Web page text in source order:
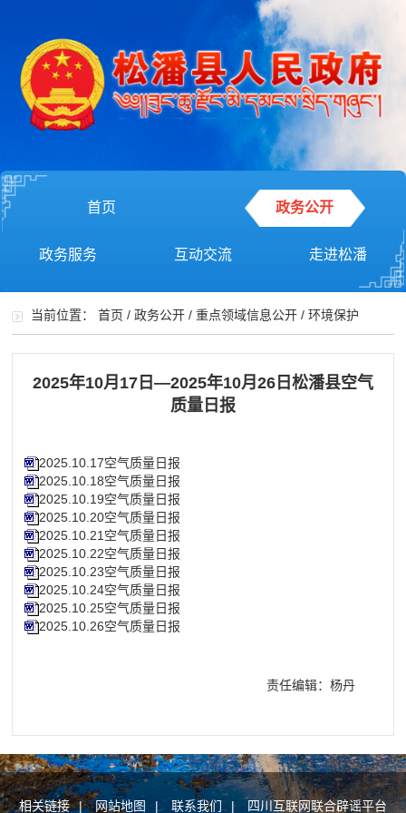
首页 政务公开
政务服务 互动交流 走进松潘
当前位置：首页 /政务公开 /重点领域信息公开 /环境保护
2025年10月17日—2025年10月26日松潘县空气
质量日报
2025.10.17空气质量日报
2025.10.18空气质量日报
2025.10.19空气质量日报
2025.10.20空气质量日报
2025.10.21空气质量日报
2025.10.22空气质量日报
2025.10.23空气质量日报
2025.10.24空气质量日报
2025.10.25空气质量日报
2025.10.26空气质量日报
责任编辑：杨丹
相关链接 | 网站地图 | 联系我们 | 四川互联网联合辟谣平台